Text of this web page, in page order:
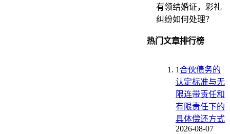
有领结婚证，彩礼
纠纷如何处理？
热门文章排行榜
1合伙债务的
认定标准与无
限连带责任和
有限责任下的
具体偿还方式
2026-08-07